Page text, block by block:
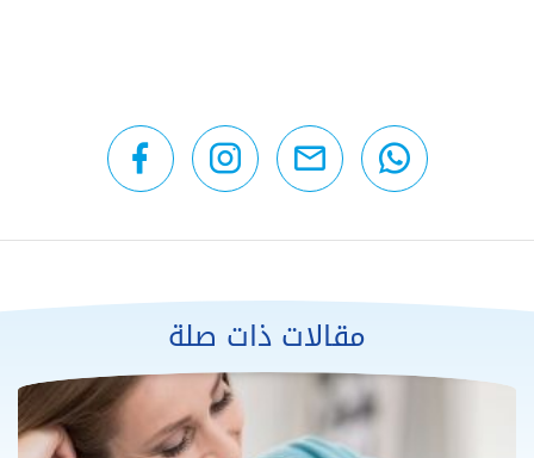
مقالات ذات صلة